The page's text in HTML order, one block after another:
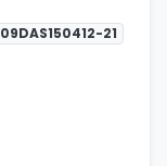
09DAS150412-21